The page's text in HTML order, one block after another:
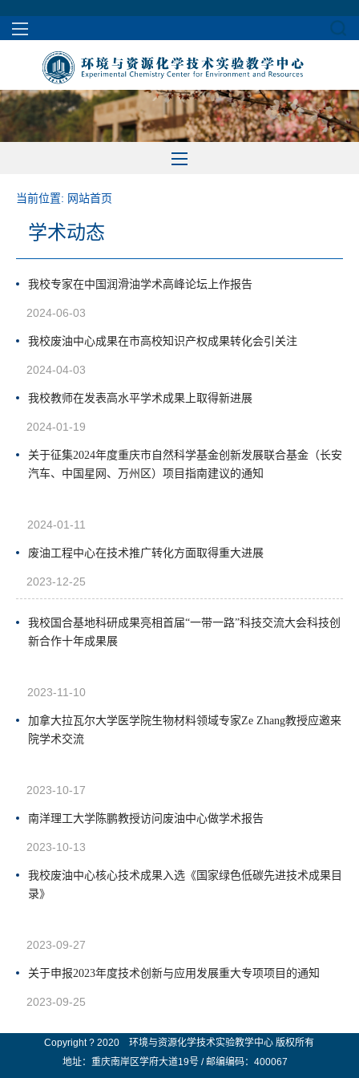
当前位置: 网站首页
学术动态
我校专家在中国润滑油学术高峰论坛上作报告
2024-06-03
我校废油中心成果在市高校知识产权成果转化会引关注
2024-04-03
我校教师在发表高水平学术成果上取得新进展
2024-01-19
关于征集2024年度重庆市自然科学基金创新发展联合基金（长安
汽车、中国星网、万州区）项目指南建议的通知
2024-01-11
废油工程中心在技术推广转化方面取得重大进展
2023-12-25
我校国合基地科研成果亮相首届“一带一路”科技交流大会科技创
新合作十年成果展
2023-11-10
加拿大拉瓦尔大学医学院生物材料领域专家Ze Zhang教授应邀来
院学术交流
2023-10-17
南洋理工大学陈鹏教授访问废油中心做学术报告
2023-10-13
我校废油中心核心技术成果入选《国家绿色低碳先进技术成果目
录》
2023-09-27
关于申报2023年度技术创新与应用发展重大专项项目的通知
2023-09-25
Copyright ? 2020 环境与资源化学技术实验教学中心 版权所有
地址：重庆南岸区学府大道19号 / 邮编编码：400067